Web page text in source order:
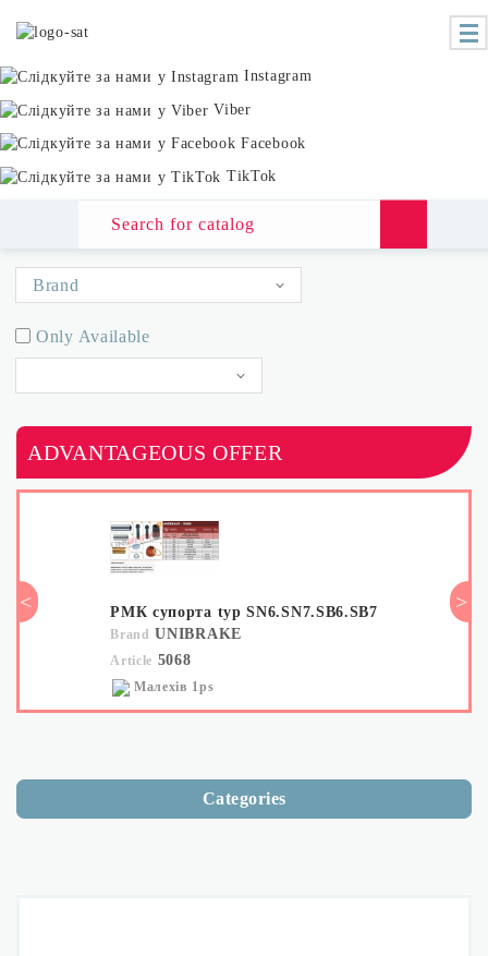
Instagram
Viber
Facebook
TikTok
Brand
HICO
BORG-HICO
HAUG
Only Available
Article descending
ADVANTAGEOUS OFFER
< РМК супорта typ SN6.SN7.SB6.SB7
Brand UNIBRAKE
Article 5068
Малехів 1ps
>
Categories